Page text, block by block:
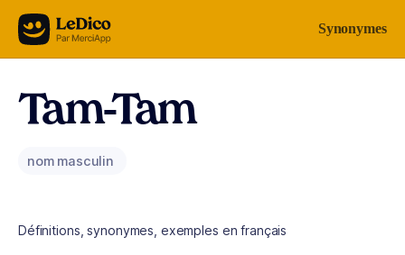
Aller au contenu Synonymes
Tam-Tam
nom masculin
Définitions, synonymes, exemples en français